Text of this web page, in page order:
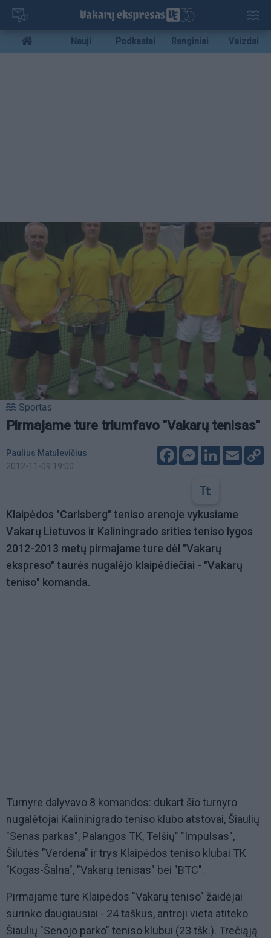
Pereiti
pagrindinį
turinį
Mobile
menu
Nauji Podkastai Renginiai Vaizdai
Sportas
Pirmajame ture triumfavo "Vakarų tenisas"
Paulius Matulevičius
2012-11-09 19:00
FacebookMessenger
LinkedIn
Email
Klaipėdos "Carlsberg" teniso arenoje vykusiame
Vakarų Lietuvos ir Kaliningrado srities teniso lygos
2012-2013 metų pirmajame ture dėl "Vakarų
ekspreso" taurės nugalėjo klaipėdiečiai - "Vakarų
teniso" komanda.
Turnyre dalyvavo 8 komandos: dukart šio turnyro
nugalėtojai Kalininigrado teniso klubo atstovai, Šiaulių
"Senas parkas", Palangos TK, Telšių" "Impulsas",
Šilutės "Verdena" ir trys Klaipėdos teniso klubai TK
"Kogas-Šalna", "Vakarų tenisas" bei "BTC".
Pirmajame ture Klaipėdos "Vakarų teniso" žaidėjai
surinko daugiausiai - 24 taškus, antroji vieta atiteko
Šiaulių "Senojo parko" teniso klubui (23 tšk.). Trečiąją